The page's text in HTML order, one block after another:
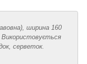
ширина 160
Використовується
серветок.